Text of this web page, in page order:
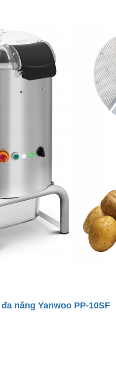
tục
thực phẩm
năng Yanwoo PP-10SF